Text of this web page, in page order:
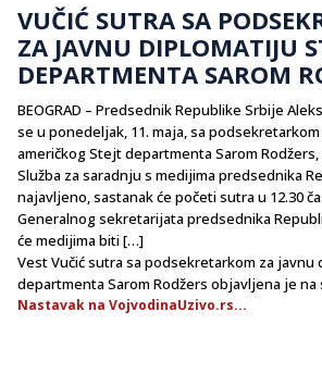
VUČIĆ SUTRA SA
ZA JAVNU DIPLOMATIJU
DEPARTMENTA SAROM
BEOGRAD – Predsednik Republike Srbije
se u ponedeljak, 11. maja, sa
američkog Stejt departmenta Sarom
Služba za saradnju s medijima predsednika
najavljeno, sastanak će početi sutra u 12.30
Generalnog sekretarijata predsednika
će medijima biti […]
Vest Vučić sutra sa podsekretarkom za
departmenta Sarom Rodžers objavljena je
Nastavak na VojvodinaUzivo.rs...